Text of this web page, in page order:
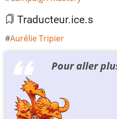
Traducteur.ice.s
Aurélie Tripier
Pour aller